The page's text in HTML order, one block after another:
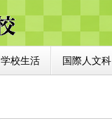
学校生活 国際人文科